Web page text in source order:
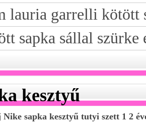
lauria garrelli kötött
sapka sállal szürke
kesztyű
Nike sapka kesztyű tutyi szett 1 2